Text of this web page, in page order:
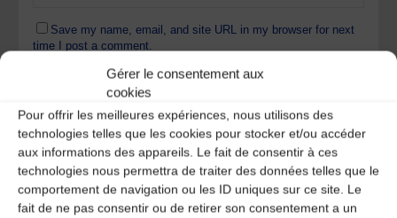
Gérer le consentement aux
cookies
Pour offrir les meilleures expériences, nous utilisons des
technologies telles que les cookies pour stocker et/ou accéder
aux informations des appareils. Le fait de consentir à ces
technologies nous permettra de traiter des données telles que le
comportement de navigation ou les ID uniques sur ce site. Le
fait de ne pas consentir ou de retirer son consentement a un
Save my name, email, and site URL in my browser for next
time I post a comment.
Ce site utilise Akismet pour réduire les indésirables.En
savoir plus sur la façon dont les données de vos
commentaires sont traitées.